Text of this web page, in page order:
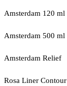
Amsterdam 120 ml
Amsterdam 500 ml
Amsterdam Relief
Rosa Liner Contour